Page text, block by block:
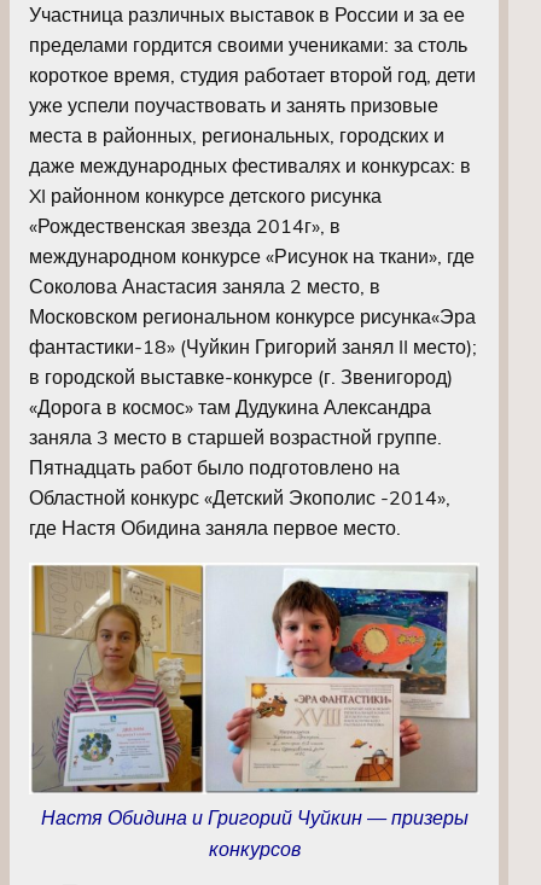
Участница различных выставок в России и за ее
пределами гордится своими учениками: за столь
короткое время, студия работает второй год, дети
уже успели поучаствовать и занять призовые
места в районных, региональных, городских и
даже международных фестивалях и конкурсах: в
XI районном конкурсе детского рисунка
«Рождественская звезда 2014г» в
международном конкурсе «Рисунок на ткани», где
Соколова Анастасия заняла 2 место, в
Московском региональном конкурсе рисунка«Эра
фантастики-18» (Чуйкин Григорий занял II место);
в городской выставке-конкурсе (г. Звенигород)
«Дорога в космос» там Дудукина Александра
заняла 3 место в старшей возрастной группе.
Пятнадцать работ было подготовлено на
Областной конкурс «Детский Экополис -2014»,
где Настя Обидина заняла первое место.
Настя Обидина и Григорий Чуйкин — призеры
конкурсов